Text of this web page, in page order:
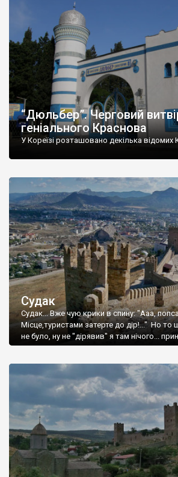
“Дюльбер”. Черговий
геніального Краснова
У Кореїзі розташовано декілька відомих
Судак
Судак... Вже чую крики в спину: "Ааа,
Місце,туристами затерте до дір!..." Но
не було, ну не "дірявив" я там нічого...